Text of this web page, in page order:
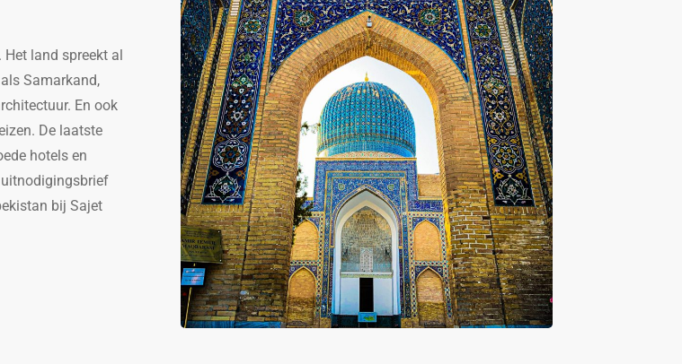
Het land spreekt al
Samarkand,
En ook
De laatste
hotels en
uitnodigingsbrief
bij Sajet